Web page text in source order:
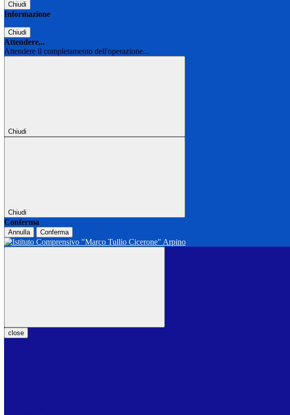
Chiudi
Informazione
Chiudi
Attendere...
Attendere il completamento dell'operazione...
Chiudi
Chiudi
Conferma
Annulla Conferma
close